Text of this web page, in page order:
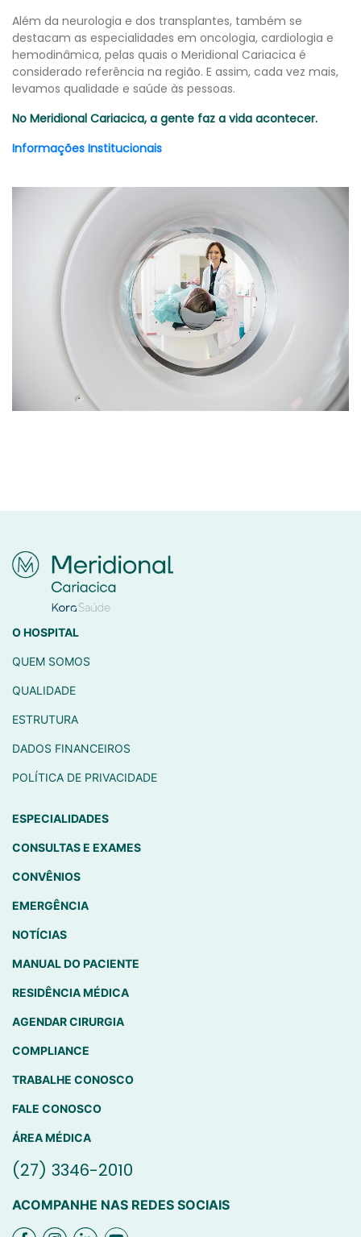
Além da neurologia e dos transplantes, também se
destacam as especialidades em oncologia, cardiologia e
hemodinâmica, pelas quais o Meridional Cariacica é
considerado referência na região. E assim, cada vez mais,
levamos qualidade e saúde às pessoas.
No Meridional Cariacica, a gente faz a vida acontecer.
Informações Institucionais
O HOSPITAL
QUEM SOMOS
QUALIDADE
ESTRUTURA
DADOS FINANCEIROS
POLÍTICA DE PRIVACIDADE
ESPECIALIDADES
CONSULTAS E EXAMES
CONVÊNIOS
EMERGÊNCIA
NOTÍCIAS
MANUAL DO PACIENTE
RESIDÊNCIA MÉDICA
AGENDAR CIRURGIA
COMPLIANCE
TRABALHE CONOSCO
FALE CONOSCO
ÁREA MÉDICA
(27) 3346-2010
ACOMPANHE NAS REDES SOCIAIS